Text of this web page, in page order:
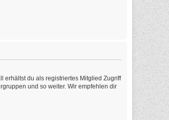
erhältst du als registriertes Mitglied Zugriff
und so weiter. Wir empfehlen dir